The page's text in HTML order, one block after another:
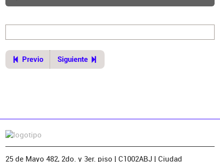
Previo Siguiente
25 de Mayo 482, 2do. y 3er. piso | C1002ABJ | Ciudad